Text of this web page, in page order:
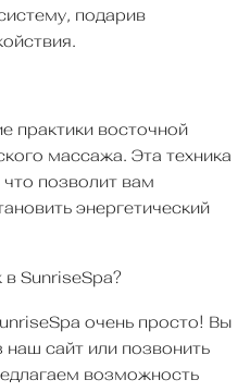
подарив
практики восточной
массажа. Эта техника
что позволит вам
энергетический
SunriseSpa?
очень просто! Вы
сайт или позвонить
возможность